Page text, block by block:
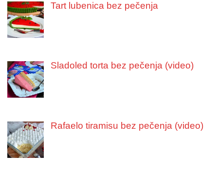
Tart lubenica bez pečenja
Sladoled torta bez pečenja (video)
Rafaelo tiramisu bez pečenja (video)